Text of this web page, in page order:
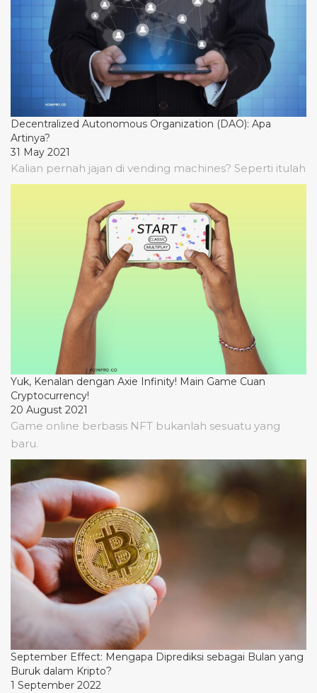
Decentralized Autonomous Organization (DAO): Apa
Artinya?
31 May 2021
Kalian pernah jajan di vending machines? Seperti itulah
Yuk, Kenalan dengan Axie Infinity! Main Game Cuan
Cryptocurrency!
20 August 2021
Game online berbasis NFT bukanlah sesuatu yang
baru.
September Effect: Mengapa Diprediksi sebagai Bulan yang
Buruk dalam Kripto?
1 September 2022